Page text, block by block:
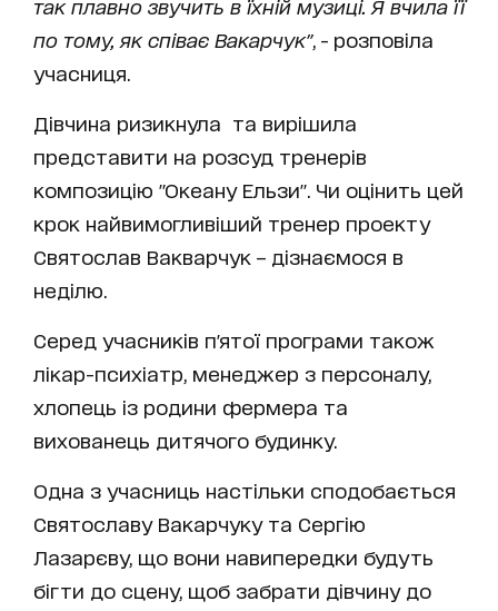
так плавно звучить в їхній музиці. Я вчила її
по тому, як співає Вакарчук", - розповіла
учасниця.
Дівчина ризикнула та вирішила
представити на розсуд тренерів
композицію "Океану Ельзи". Чи оцінить цей
крок найвимогливіший тренер проекту
Святослав Вакварчук – дізнаємося в
неділю.
Серед учасників п'ятої програми також
лікар-психіатр, менеджер з персоналу,
хлопець із родини фермера та
вихованець дитячого будинку.
Одна з учасниць настільки сподобається
Святославу Вакарчуку та Сергію
Лазарєву, що вони навипередки будуть
бігти до сцену, щоб забрати дівчину до